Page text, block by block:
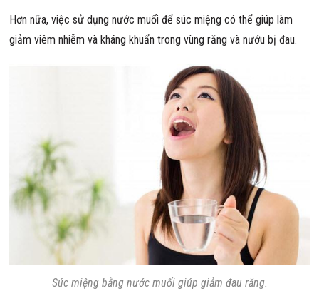
Hơn nữa, việc sử dụng nước muối để súc miệng có thể giúp làm
giảm viêm nhiễm và kháng khuẩn trong vùng răng và nướu bị đau.
Súc miệng bằng nước muối giúp giảm đau răng.